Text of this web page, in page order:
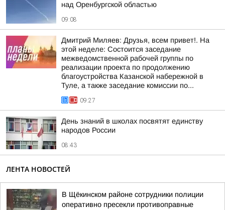
над Оренбургской областью
09:08
Дмитрий Миляев: Друзья, всем привет!. На
этой неделе: Состоится заседание
межведомственной рабочей группы по
реализации проекта по продолжению
благоустройства Казанской набережной в
Туле, а также заседание комиссии по...
09:27
День знаний в школах посвятят единству
народов России
08:43
ЛЕНТА НОВОСТЕЙ
В Щёкинском районе сотрудники полиции
оперативно пресекли противоправные